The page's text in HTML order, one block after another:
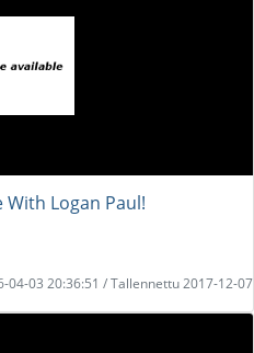
Logan Paul!
04-03 20:36:51 / Tallennettu 2017-12-07